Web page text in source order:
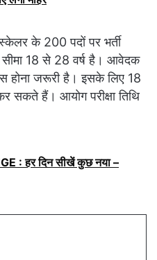
के 200 पदों पर भर्ती
सीमा 18 से 28 वर्ष है। आवेदक
होना जरूरी है। इसके लिए 18
हैं। आयोग परीक्षा तिथि
: हर दिन सीखें कुछ नया –